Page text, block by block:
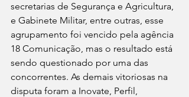
secretarias de Segurança e Agricultura,
e Gabinete Militar, entre outras, esse
agrupamento foi vencido pela agência
18 Comunicação, mas o resultado está
sendo questionado por uma das
concorrentes. As demais vitoriosas na
disputa foram a Inovate, Perfil,